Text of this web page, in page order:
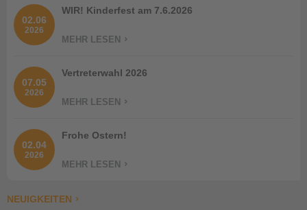
02.06
2026
WIR! Kinderfest am 7.6.2026
MEHR LESEN
07.05
2026
Vertreterwahl 2026
MEHR LESEN
02.04
2026
Frohe Ostern!
MEHR LESEN
NEUIGKEITEN